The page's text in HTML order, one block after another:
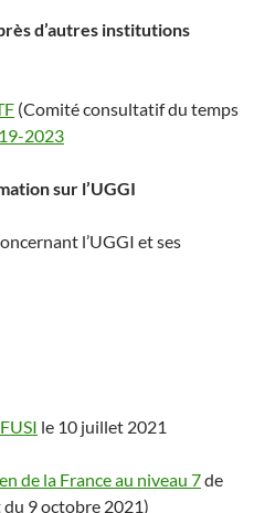
d’autres institutions
(Comité consultatif du temps
2023
sur l’UGGI
l’UGGI et ses
le 10 juillet 2021
de la France au niveau 7de
9 octobre 2021)